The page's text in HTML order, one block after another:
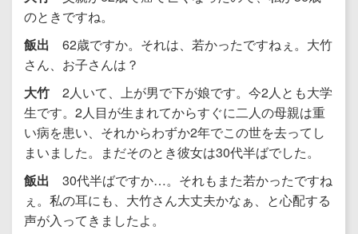
のときですね。
飯出 62歳ですか。それは、若かったですねぇ。大竹
さん、お子さんは？
大竹 2人いて、上が男で下が娘です。今2人とも大学
生です。2人目が生まれてからすぐに二人の母親は重
い病を患い、それからわずか2年でこの世を去ってし
まいました。まだそのとき彼女は30代半ばでした。
飯出 30代半ばですか…。それもまた若かったですね
ぇ。私の耳にも、大竹さん大丈夫かなぁ、と心配する
声が入ってきましたよ。